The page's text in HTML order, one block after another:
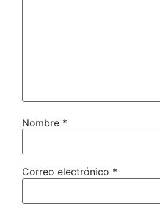
Nombre *
Correo electrónico *